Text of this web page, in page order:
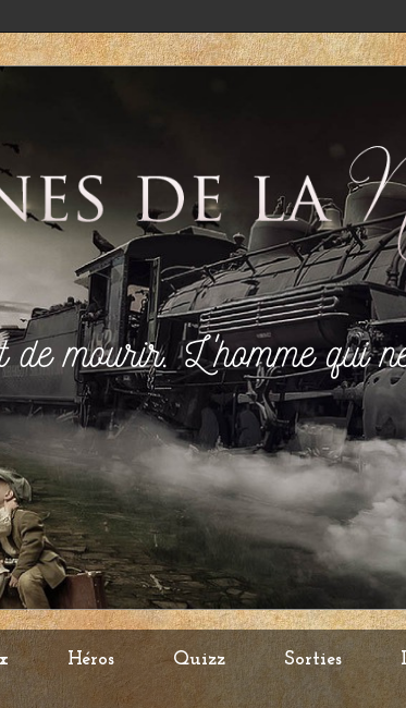
Héros Quizz Sorties